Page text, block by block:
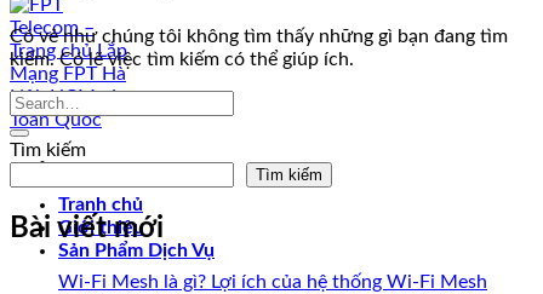
Tranh chủ
Giới thiệu
Sản Phẩm Dịch Vụ
Có vẻ như chúng tôi không tìm thấy những gì bạn đang tìm
kiếm. Có lẽ việc tìm kiếm có thể giúp ích.
Tìm kiếm
Tìm kiếm
Bài viết mới
Wi-Fi Mesh là gì? Lợi ích của hệ thống Wi-Fi Mesh